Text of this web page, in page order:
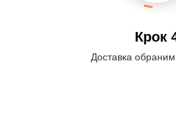
Крок
Доставка